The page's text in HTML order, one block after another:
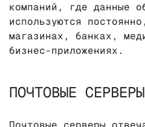
компаний, где данные
используются
магазинах, банках,
бизнес-приложениях.
ПОЧТОВЫЕ СЕРВЕРЫ